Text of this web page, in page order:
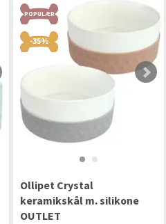
POPULÆR
-35%
Ollipet Crystal
keramikskål m. silikone
OUTLET